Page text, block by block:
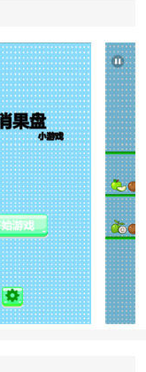
给人带来愉悦和
的乐趣中，增加游
其他玩家竞争，增
玩家的反应和决策